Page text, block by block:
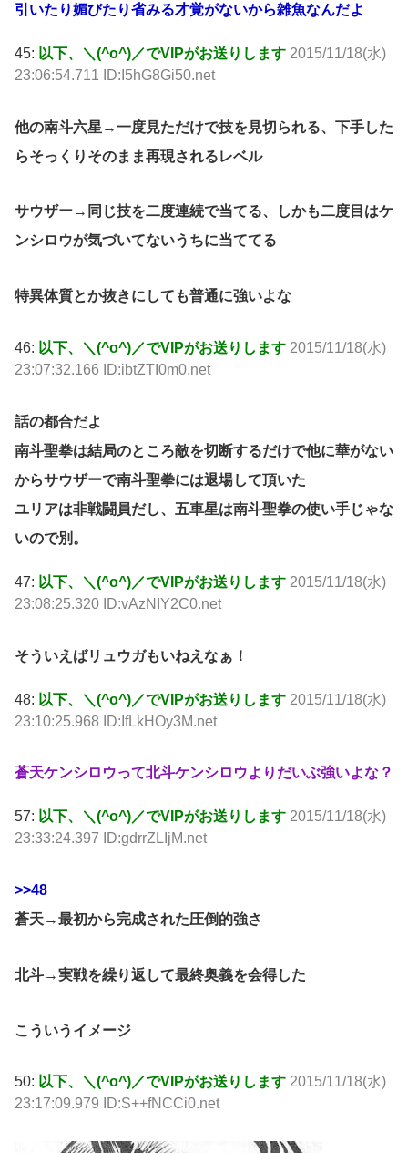
引いたり媚びたり省みる才覚がないから雑魚なんだよ
45: 以下、＼(^o^)／でVIPがお送りします 2015/11/18(水)
23:06:54.711 ID:I5hG8Gi50.net
他の南斗六星→一度見ただけで技を見切られる、下手した
らそっくりそのまま再現されるレベル
サウザー→同じ技を二度連続で当てる、しかも二度目はケ
ンシロウが気づいてないうちに当ててる
特異体質とか抜きにしても普通に強いよな
46: 以下、＼(^o^)／でVIPがお送りします 2015/11/18(水)
23:07:32.166 ID:ibtZTI0m0.net
話の都合だよ
南斗聖拳は結局のところ敵を切断するだけで他に華がない
からサウザーで南斗聖拳には退場して頂いた
ユリアは非戦闘員だし、五車星は南斗聖拳の使い手じゃな
いので別。
47: 以下、＼(^o^)／でVIPがお送りします 2015/11/18(水)
23:08:25.320 ID:vAzNIY2C0.net
そういえばリュウガもいねえなぁ！
48: 以下、＼(^o^)／でVIPがお送りします 2015/11/18(水)
23:10:25.968 ID:IfLkHOy3M.net
蒼天ケンシロウって北斗ケンシロウよりだいぶ強いよな？
57: 以下、＼(^o^)／でVIPがお送りします 2015/11/18(水)
23:33:24.397 ID:gdrrZLIjM.net
>>48
蒼天→最初から完成された圧倒的強さ
北斗→実戦を繰り返して最終奥義を会得した
こういうイメージ
50: 以下、＼(^o^)／でVIPがお送りします 2015/11/18(水)
23:17:09.979 ID:S++fNCCi0.net